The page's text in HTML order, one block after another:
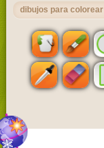
dibujos para colorear